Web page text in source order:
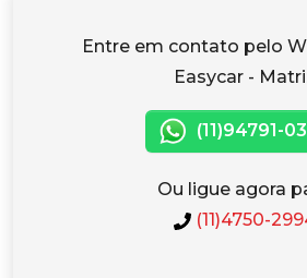
Entre em contato pelo
Easycar -
(11)94791-
Ou ligue agora
(11)4750-